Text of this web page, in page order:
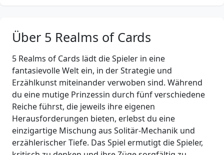
Über 5 Realms of Cards
5 Realms of Cards lädt die Spieler in eine
fantasievolle Welt ein, in der Strategie und
Erzählkunst miteinander verwoben sind. Während
du eine mutige Prinzessin durch fünf verschiedene
Reiche führst, die jeweils ihre eigenen
Herausforderungen bieten, erlebst du eine
einzigartige Mischung aus Solitär-Mechanik und
erzählerischer Tiefe. Das Spiel ermutigt die Spieler,